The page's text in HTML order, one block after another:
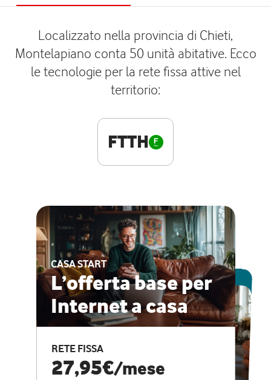
Localizzato nella provincia di Chieti,
Montelapiano conta 50 unità abitative. Ecco
le tecnologie per la rete fissa attive nel
territorio:
FTTH
CASA START
L’offerta base per
Internet a casa
RETE FISSA
27,95€/mese
ESCLUSIVA ONLINE
CASA PRO
Internet veloce e
vantaggi speciali